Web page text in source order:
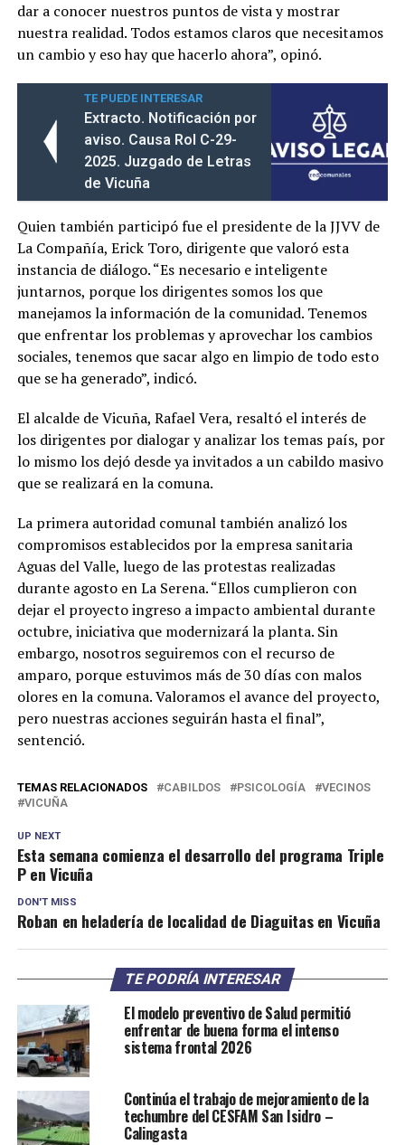
dar a conocer nuestros puntos de vista y mostrar
nuestra realidad. Todos estamos claros que necesitamos
un cambio y eso hay que hacerlo ahora”, opinó.
TE PUEDE INTERESAR
Extracto. Notificación por
aviso. Causa Rol C-29-
2025. Juzgado de Letras
de Vicuña
Quien también participó fue el presidente de la JJVV de
La Compañía, Erick Toro, dirigente que valoró esta
instancia de diálogo. “Es necesario e inteligente
juntarnos, porque los dirigentes somos los que
manejamos la información de la comunidad. Tenemos
que enfrentar los problemas y aprovechar los cambios
sociales, tenemos que sacar algo en limpio de todo esto
que se ha generado”, indicó.
El alcalde de Vicuña, Rafael Vera, resaltó el interés de
los dirigentes por dialogar y analizar los temas país, por
lo mismo los dejó desde ya invitados a un cabildo masivo
que se realizará en la comuna.
La primera autoridad comunal también analizó los
compromisos establecidos por la empresa sanitaria
Aguas del Valle, luego de las protestas realizadas
durante agosto en La Serena. “Ellos cumplieron con
dejar el proyecto ingreso a impacto ambiental durante
octubre, iniciativa que modernizará la planta. Sin
embargo, nosotros seguiremos con el recurso de
amparo, porque estuvimos más de 30 días con malos
olores en la comuna. Valoramos el avance del proyecto,
pero nuestras acciones seguirán hasta el final”,
sentenció.
TEMAS RELACIONADOS CABILDOS PSICOLOGÍA
VECINOS
VICUÑA
UP NEXT
Esta semana comienza el desarrollo del programa Triple
P en Vicuña
DON'T MISS
Roban en heladería de localidad de Diaguitas en Vicuña
TE PODRÍA INTERESAR
El modelo preventivo de Salud permitió
enfrentar de buena forma el intenso
sistema frontal 2026
Continúa el trabajo de mejoramiento de la
techumbre del CESFAM San Isidro –
Calingasta